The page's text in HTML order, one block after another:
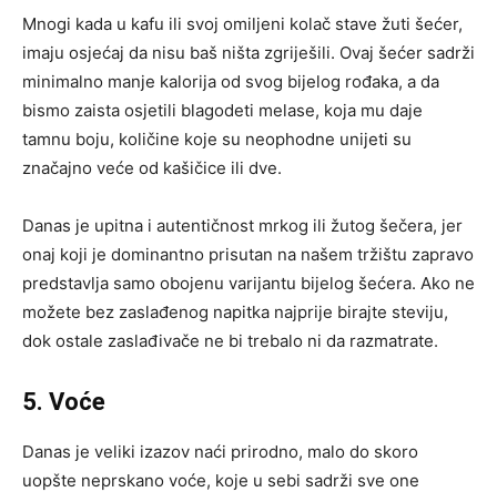
Mnogi kada u kafu ili svoj omiljeni kolač stave žuti šećer,
imaju osjećaj da nisu baš ništa zgriješili. Ovaj šećer sadrži
minimalno manje kalorija od svog bijelog rođaka, a da
bismo zaista osjetili blagodeti melase, koja mu daje
tamnu boju, količine koje su neophodne unijeti su
značajno veće od kašičice ili dve.
Danas je upitna i autentičnost mrkog ili žutog šečera, jer
onaj koji je dominantno prisutan na našem tržištu zapravo
predstavlja samo obojenu varijantu bijelog šećera. Ako ne
možete bez zaslađenog napitka najprije birajte steviju,
dok ostale zaslađivače ne bi trebalo ni da razmatrate.
5. Voće
Danas je veliki izazov naći prirodno, malo do skoro
uopšte neprskano voće, koje u sebi sadrži sve one